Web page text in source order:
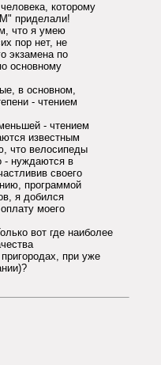
которому
приделали!
что я умею
пор нет, не
экзамена по
основному
в основном,
- чтением
- чтением
известным
что велосипеды
- нуждаются в
своего
программой
я добился
моего
вот где наиболее
при уже